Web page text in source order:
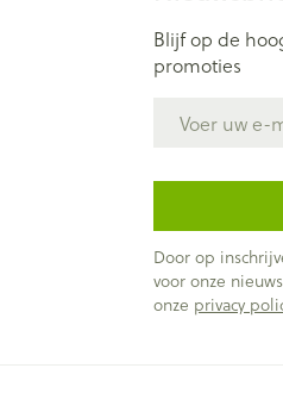
Blijf op de
promoties
Door op
voor onze
onze privacy